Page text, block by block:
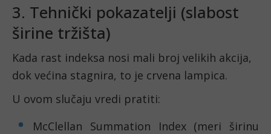
3. Tehnički pokazatelji (slabost
širine tržišta)
Kada rast indeksa nosi mali broj velikih akcija,
dok većina stagnira, to je crvena lampica.
U ovom slučaju vredi pratiti:
McClellan Summation Index (meri širinu